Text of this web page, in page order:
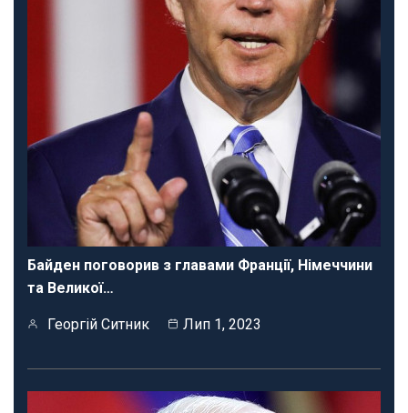
Байден поговорив з главами Франції, Німеччини
та Великої…
Георгій Ситник Лип 1, 2023